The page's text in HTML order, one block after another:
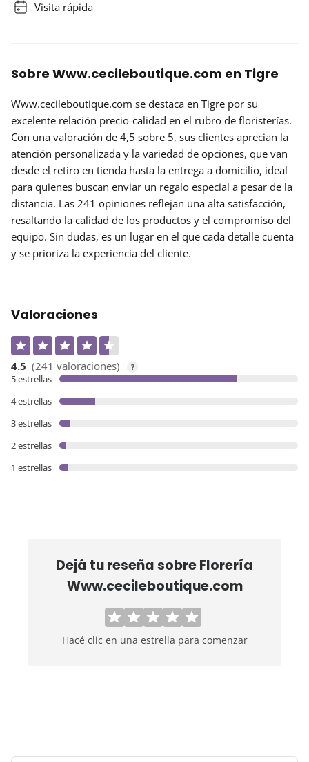
Visita rápida
Sobre Www.cecileboutique.com en Tigre
Www.cecileboutique.com se destaca en Tigre por su
excelente relación precio-calidad en el rubro de floristerías.
Con una valoración de 4,5 sobre 5, sus clientes aprecian la
atención personalizada y la variedad de opciones, que van
desde el retiro en tienda hasta la entrega a domicilio, ideal
para quienes buscan enviar un regalo especial a pesar de la
distancia. Las 241 opiniones reflejan una alta satisfacción,
resaltando la calidad de los productos y el compromiso del
equipo. Sin dudas, es un lugar en el que cada detalle cuenta
y se prioriza la experiencia del cliente.
Valoraciones
4.5 (241 valoraciones) ?
5 estrellas
4 estrellas
3 estrellas
2 estrellas
1 estrellas
Dejá tu reseña sobreFlorería
Www.cecileboutique.com
Hacé clic en una estrella para comenzar